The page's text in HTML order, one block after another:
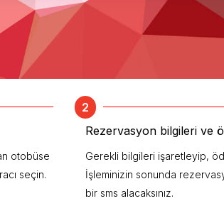
otobüse
seçin.
2
Rezervasyon bilgileri ve
Gerekli bilgileri işaretleyip,
İşleminizin sonunda
bir sms alacaksınız.